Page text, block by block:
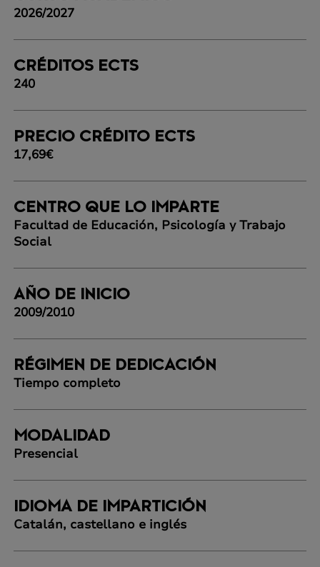
2026/2027
CRÉDITOS ECTS
240
PRECIO CRÉDITO ECTS
17,69€
CENTRO QUE LO IMPARTE
Facultad de Educación, Psicología y Trabajo
Social
AÑO DE INICIO
2009/2010
RÉGIMEN DE DEDICACIÓN
Tiempo completo
MODALIDAD
Presencial
IDIOMA DE IMPARTICIÓN
Catalán, castellano e inglés